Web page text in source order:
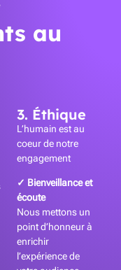
au
3. Éthique
L’humain est au
coeur de notre
engagement
✓ Bienveillance et
écoute
Nous mettons un
point d’honneur à
enrichir
l’expérience de